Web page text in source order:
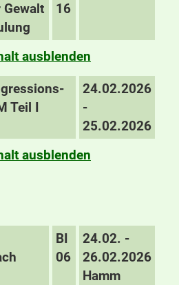
16
ausblenden
Teil I
24.02.2026
-
25.02.2026
ausblenden
BI
06
24.02. -
26.02.2026
Hamm